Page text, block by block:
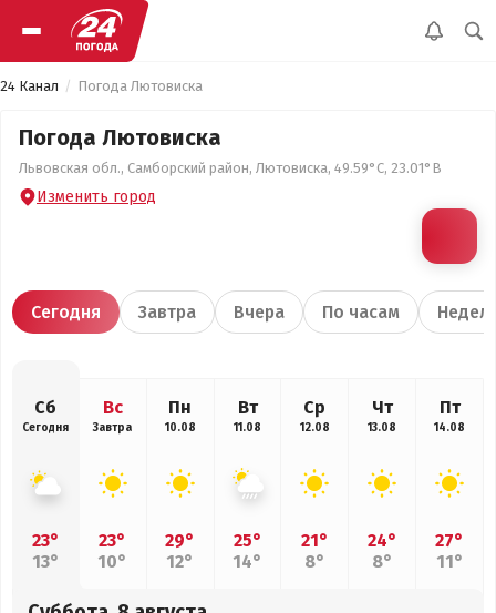
24 Канал Погода Лютовиска
Погода Лютовиска
Львовская обл., Самборский район, Лютовиска, 49.59°С, 23.01°В
Изменить город
Сегодня Завтра Вчера По часам
Сб
Сегодня
23°
13°
Вс
Завтра
23°
10°
Пн
10.08
29°
12°
Вт
11.08
25°
14°
Ср
12.08
21°
8°
Чт
13.08
24°
8°
Пт
14.08
27°
11°